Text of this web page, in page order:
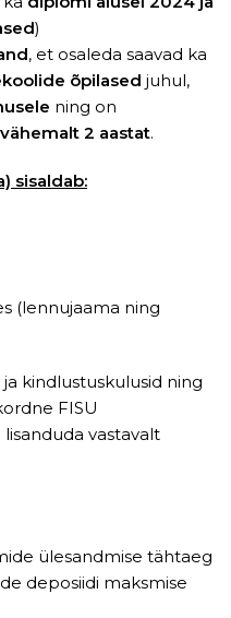
)
, et osaleda saavad ka
õpilased juhul,
ning on
vähemalt 2 aastat.
sisaldab:
(lennujaama ning
ja kindlustuskulusid ning
FISU
vastavalt
ülesandmise tähtaeg
deposiidi maksmise